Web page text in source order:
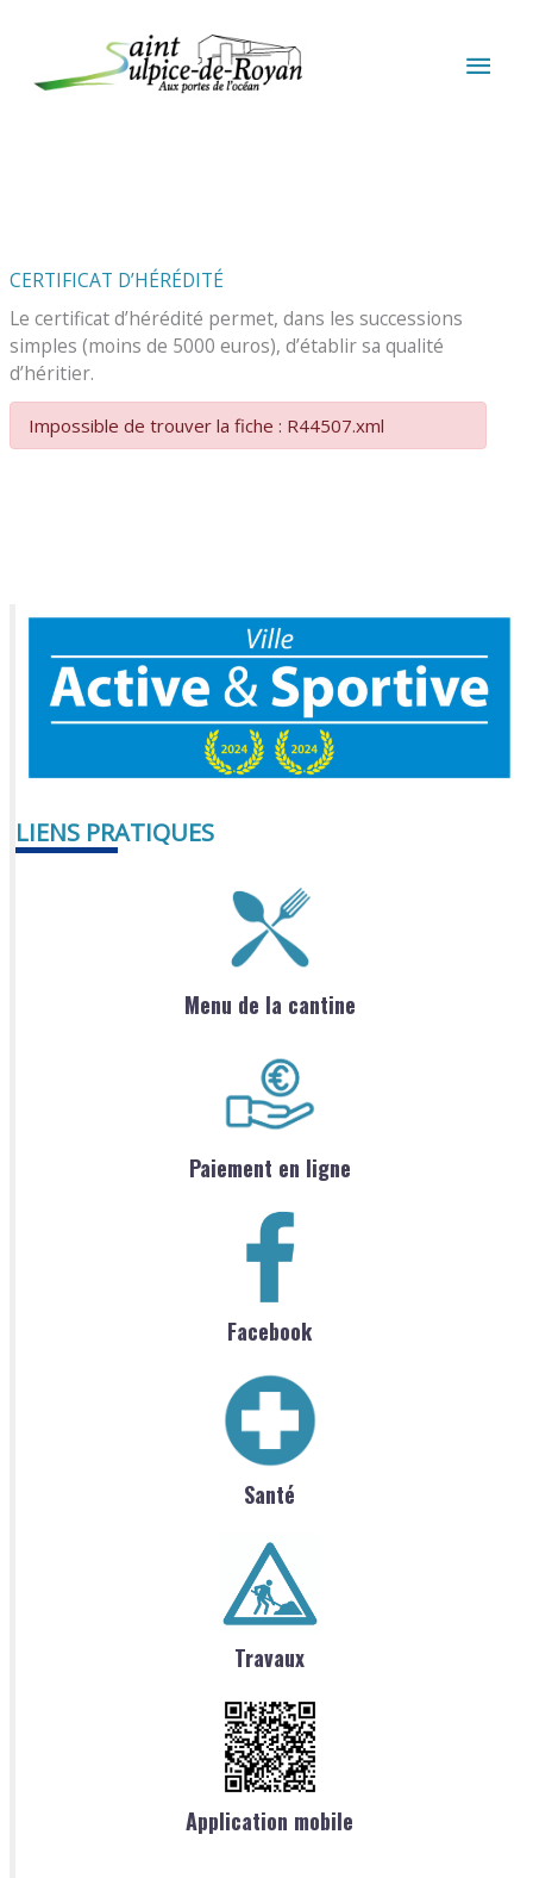
CERTIFICAT D’HÉRÉDITÉ
Le certificat d’hérédité permet, dans les successions
simples (moins de 5000 euros), d’établir sa qualité
d’héritier.
Impossible de trouver la fiche : R44507.xml
LIENS PRATIQUES
Menu de la cantine
Paiement en ligne
Facebook
Santé
Travaux
Application mobile